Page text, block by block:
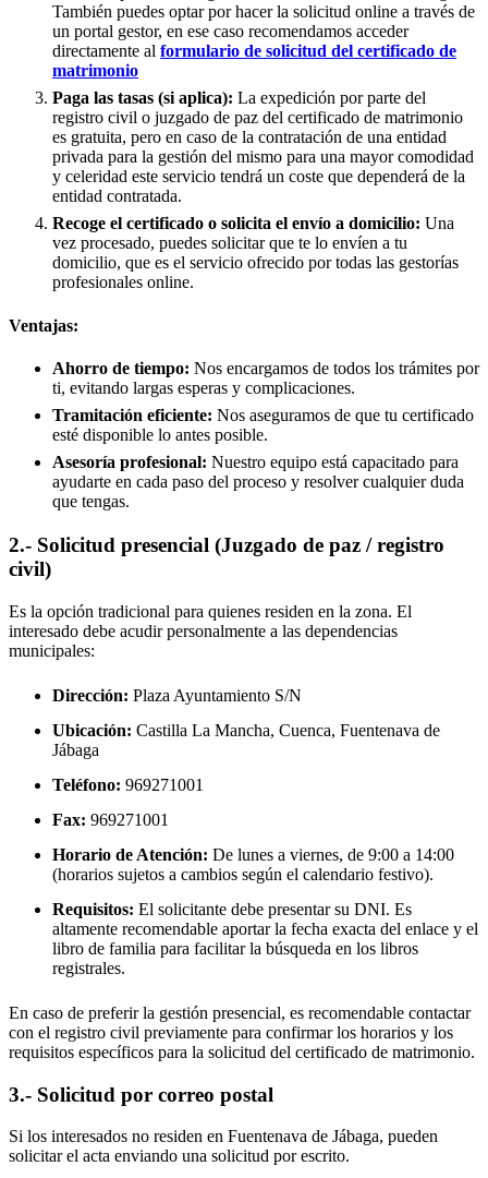
También puedes optar por hacer la solicitud online a través de
un portal gestor, en ese caso recomendamos acceder
directamente al formulario de solicitud del certificado de
matrimonio
Paga las tasas (si aplica): La expedición por parte del
registro civil o juzgado de paz del certificado de matrimonio
es gratuita, pero en caso de la contratación de una entidad
privada para la gestión del mismo para una mayor comodidad
y celeridad este servicio tendrá un coste que dependerá de la
entidad contratada.
Recoge el certificado o solicita el envío a domicilio: Una
vez procesado, puedes solicitar que te lo envíen a tu
domicilio, que es el servicio ofrecido por todas las gestorías
profesionales online.
Ventajas:
Ahorro de tiempo: Nos encargamos de todos los trámites por
ti, evitando largas esperas y complicaciones.
Tramitación eficiente: Nos aseguramos de que tu certificado
esté disponible lo antes posible.
Asesoría profesional: Nuestro equipo está capacitado para
ayudarte en cada paso del proceso y resolver cualquier duda
que tengas.
2.- Solicitud presencial (Juzgado de paz / registro
civil)
Es la opción tradicional para quienes residen en la zona. El
interesado debe acudir personalmente a las dependencias
municipales:
Dirección: Plaza Ayuntamiento S/N
Ubicación: Castilla La Mancha, Cuenca, Fuentenava de
Jábaga
Teléfono: 969271001
Fax: 969271001
Horario de Atención: De lunes a viernes, de 9:00 a 14:00
(horarios sujetos a cambios según el calendario festivo).
Requisitos: El solicitante debe presentar su DNI. Es
altamente recomendable aportar la fecha exacta del enlace y el
libro de familia para facilitar la búsqueda en los libros
registrales.
En caso de preferir la gestión presencial, es recomendable contactar
con el registro civil previamente para confirmar los horarios y los
requisitos específicos para la solicitud del certificado de matrimonio.
3.- Solicitud por correo postal
Si los interesados no residen en Fuentenava de Jábaga, pueden
solicitar el acta enviando una solicitud por escrito.